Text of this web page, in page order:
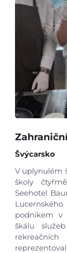
Švýcarsko
V uplynulém
školy
Seehotel
podnikem v
škálu